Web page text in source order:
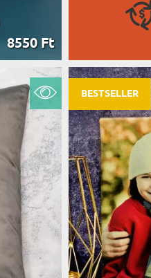
8550 Ft
BESTSELLER